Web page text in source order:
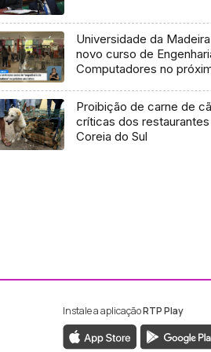
Universidade da
novo curso de
Computadores no
Proibição de carne de
críticas dos restaurantes
Coreia do Sul
da RTP Madeira
da RTP Madeira
Instale a aplicaçãoRTP Play